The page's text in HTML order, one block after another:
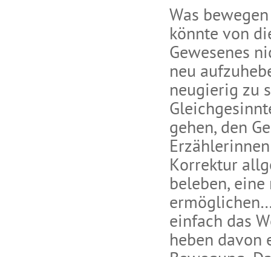
Was
könnte von
Gewesenes
neu
neugierig zu
gehen, den
Korrektur
beleben,
einfach das
heben davon